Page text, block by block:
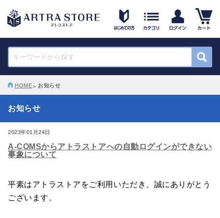
HOME お知らせ
お知らせ
2023年01月24日
A-COMSからアトラストアへの自動ログインができない
事象について
平素はアトラストアをご利用いただき、誠にありがとう
ございます。